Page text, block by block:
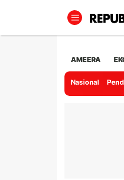
AMEERA
Nasional